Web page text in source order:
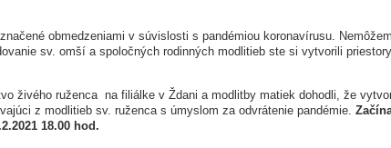
obmedzeniami v súvislosti s pandémiou koronavírusu.
sv. omší a spoločných rodinných modlitieb ste si vytvorili
živého ruženca na filiálke v Ždani a modlitby matiek dohodli, že
z modlitieb sv. ruženca s úmyslom za odvrátenie pandémie.
18.00 hod.